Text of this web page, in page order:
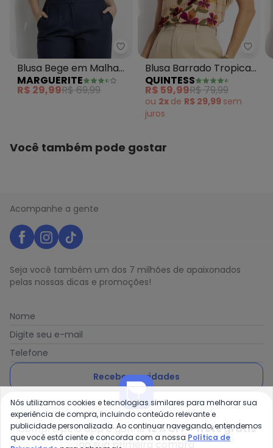
Marguerite - Blusa Bege em
Blusa Bege em Malha
de Viscose
MARGUERITE
R$ 29,99R$ 69,99
Blusa Barrado Tropical
em Malha Fria
QUINTESS
R$ 59,99R$ 79,99
ou 2x de R$ 29,99 sem
juros
Você também pode gostar
Acompanhe a gente
Seja você também um dos 7 milhões de apaixonados
pelas nossas dicas e promoções!
Nome
Digite seu e-mail
Telefone
Receber novidades
Ao enviar o cadastro, você concorda com a nossa Política
de Privacidade
Compre pelo app e ganhe12% OFF + frete grátis
na sua primeira compra
Nós utilizamos cookies e tecnologias similares para melhorar sua
experiência de compra, incluindo conteúdo relevante e
publicidade personalizada. Ao continuar navegando, entendemos
que você está ciente e concorda com a nossa Política de